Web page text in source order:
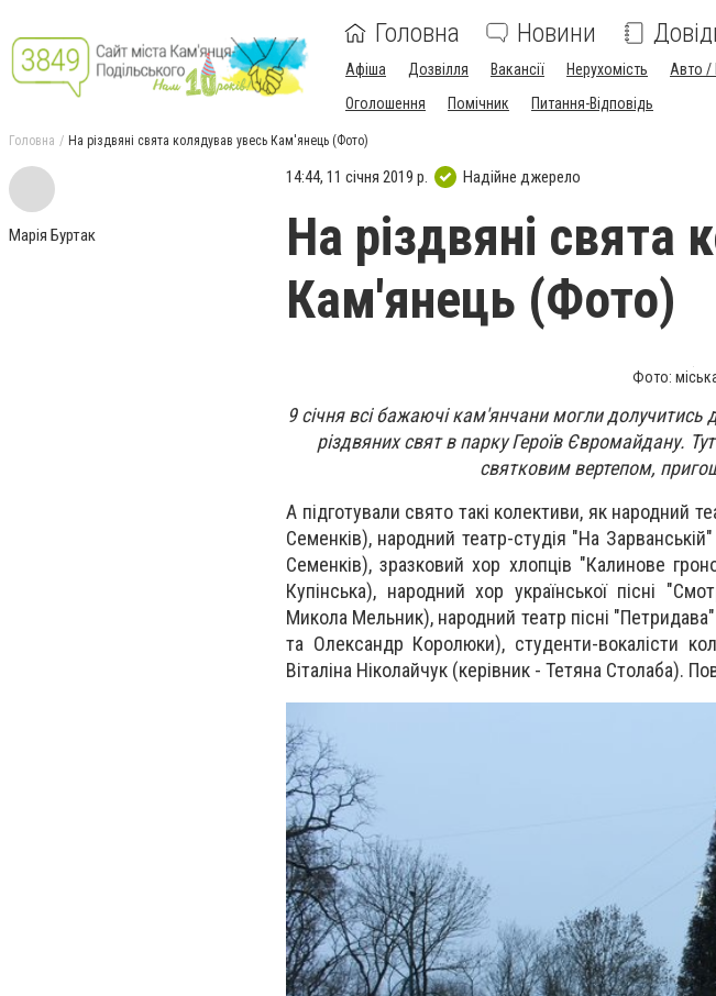
Головна Новини
Афіша Дозвілля Вакансії Нерухомість Авто /
Оголошення
Помічник Питання-Відповідь
Головна На різдвяні свята колядував увесь Кам'янець (Фото)
Марія Буртак
14:44, 11 січня 2019 р. Надійне джерело
На різдвяні свята
Кам'янець (Фото)
Фото:
9 січня всі бажаючі кам'янчани могли долучитись
різдвяних свят в парку Героїв Євромайдану.
святковим вертепом,
А підготували свято такі колективи, як народний
Семенків), народний театр-студія "На
Семенків), зразковий хор хлопців "Калинове
Купінська), народний хор української пісні
Микола Мельник), народний театр пісні
та Олександр Королюки), студенти-вокалісти
Віталіна Ніколайчук (керівник - Тетяна Столаба).